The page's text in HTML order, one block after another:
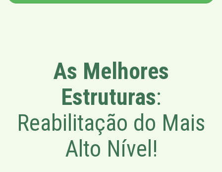
As Melhores
Estruturas:
Reabilitação do Mais
Alto Nível!